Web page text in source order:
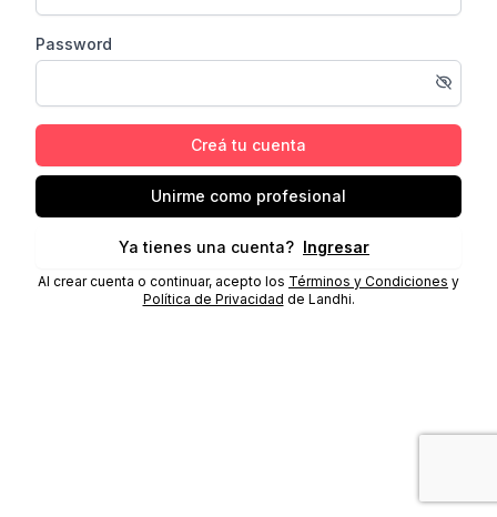
Password
Creá tu cuenta
Unirme como profesional
Ya tienes una cuenta? Ingresar
Al crear cuenta o continuar, acepto los Términos y Condiciones y
Política de Privacidad de Landhi.